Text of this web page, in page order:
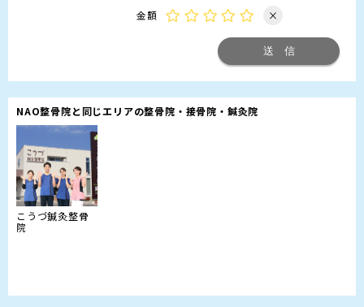
金額
×
NAO整骨院と同じエリアの整骨院・接骨院・鍼灸院
こうづ鍼灸整骨
院